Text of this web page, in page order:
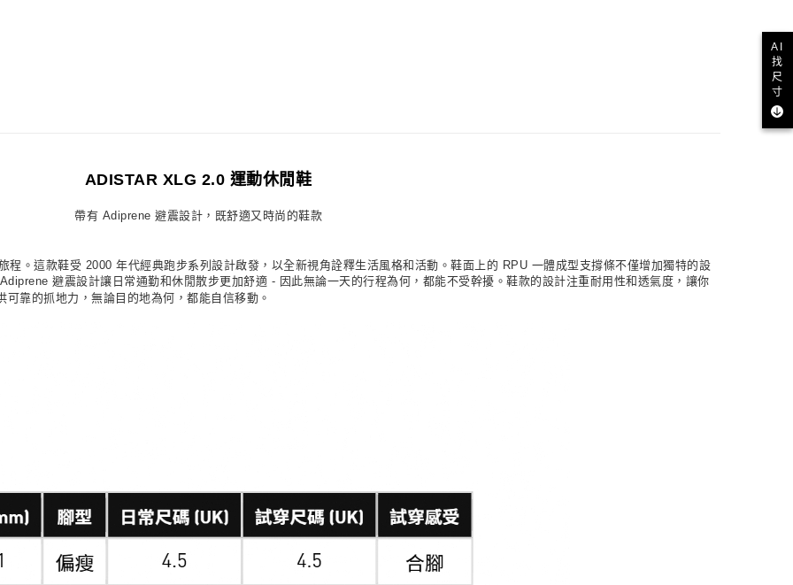
ADISTAR XLG 2.0 運動休閒鞋
帶有 Adiprene 避震設計，既舒適又時尚的鞋款
。這款鞋受 2000 年代經典跑步系列設計啟發，以全新視角詮釋生活風格和活動。鞋面上的 RPU 一體成型支撐條不僅增加獨特的設
避震設計讓日常通勤和休閒散步更加舒適 - 因此無論一天的行程為何，都能不受幹擾。鞋款的設計注重耐用性和透氣度，讓你
靠的抓地力，無論目的地為何，都能自信移動。
AI
找
尺
寸